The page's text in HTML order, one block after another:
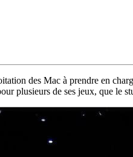
des Mac à prendre en
plusieurs de ses jeux, que le